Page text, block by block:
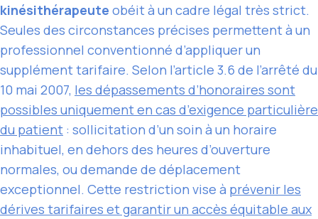
kinésithérapeute obéit à un cadre légal très strict.
Seules des circonstances précises permettent à un
professionnel conventionné d’appliquer un
supplément tarifaire. Selon l’article 3.6 de l’arrêté du
10 mai 2007, les dépassements d’honoraires sont
possibles uniquement en cas d’exigence particulière
du patient : sollicitation d’un soin à un horaire
inhabituel, en dehors des heures d’ouverture
normales, ou demande de déplacement
exceptionnel. Cette restriction vise à prévenir les
dérives tarifaires et garantir un accès équitable aux